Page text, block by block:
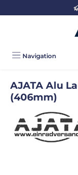
Zum Hauptinhalt
Navigation
AJATA Alu
(406mm)